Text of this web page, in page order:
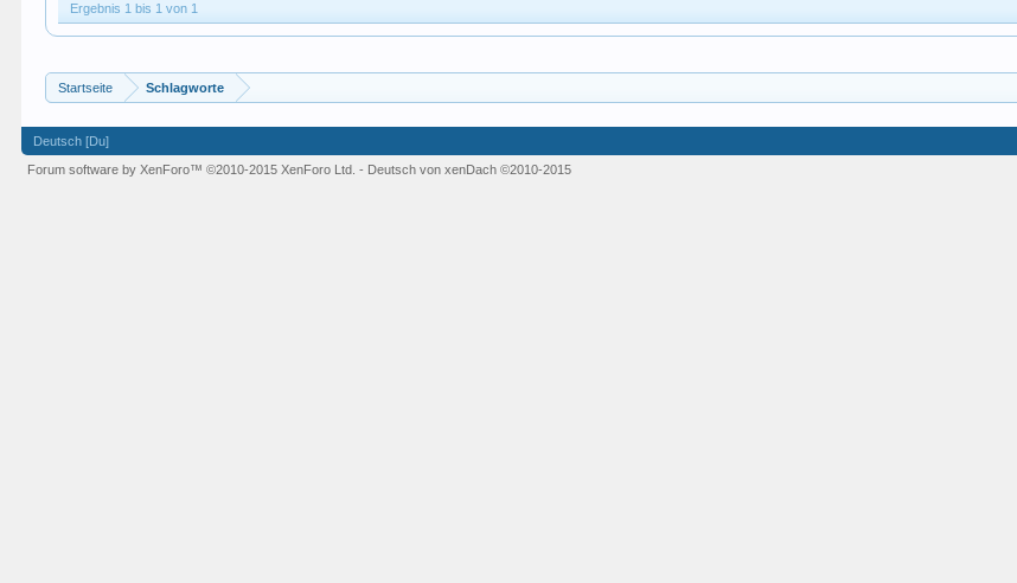
Ergebnis 1 bis 1 von 1
Startseite Schlagworte
Deutsch [Du]
Forum software by XenForo™©2010-2015 XenForo Ltd. - Deutsch von xenDach©2010-2015